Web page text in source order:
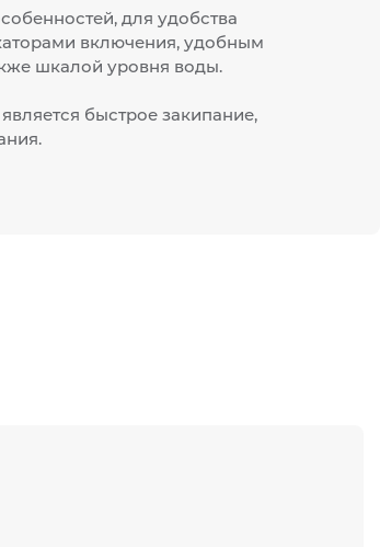
для удобства
включения, удобным
шкалой уровня воды.
быстрое закипание,